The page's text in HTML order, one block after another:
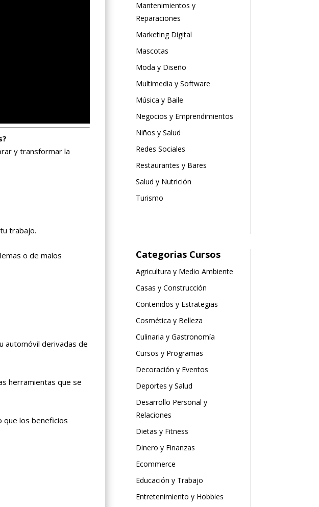
y transformar la
trabajo.
o de malos
automóvil derivadas de
herramientas que se
que los beneficios
Mantenimientos y
Reparaciones
Marketing Digital
Mascotas
Moda y Diseño
Multimedia y Software
Música y Baile
Negocios y Emprendimientos
Niños y Salud
Redes Sociales
Restaurantes y Bares
Salud y Nutrición
Turismo
Categorias Cursos
Agricultura y Medio Ambiente
Casas y Construcción
Contenidos y Estrategias
Cosmética y Belleza
Culinaria y Gastronomía
Cursos y Programas
Decoración y Eventos
Deportes y Salud
Desarrollo Personal y
Relaciones
Dietas y Fitness
Dinero y Finanzas
Ecommerce
Educación y Trabajo
Entretenimiento y Hobbies